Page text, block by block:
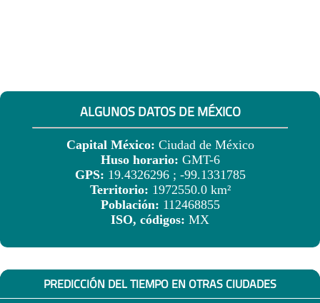
ALGUNOS DATOS DE MÉXICO
Capital México: Ciudad de México
Huso horario: GMT-6
GPS: 19.4326296 ; -99.1331785
Territorio: 1972550.0 km²
Población: 112468855
ISO, códigos: MX
PREDICCIÓN DEL TIEMPO EN OTRAS CIUDADES